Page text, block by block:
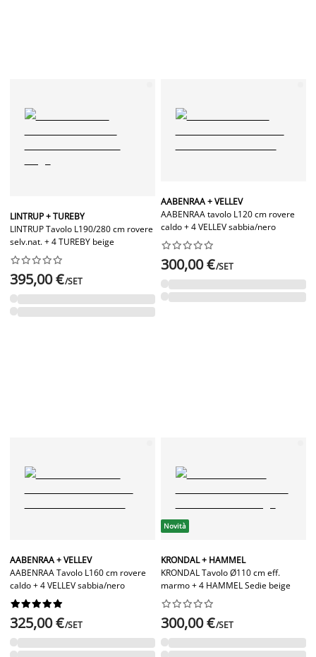
LINTRUP + TUREBY
LINTRUP Tavolo L190/280 cm rovere
selv.nat. + 4 TUREBY beige






395,00 €/SET
AABENRAA + VELLEV
AABENRAA tavolo L120 cm rovere
caldo + 4 VELLEV sabbia/nero






300,00 €/SET
AABENRAA + VELLEV
AABENRAA Tavolo L160 cm rovere
caldo + 4 VELLEV sabbia/nero






325,00 €/SET
Novità
KRONDAL + HAMMEL
KRONDAL Tavolo Ø110 cm eff.
marmo + 4 HAMMEL Sedie beige






300,00 €/SET